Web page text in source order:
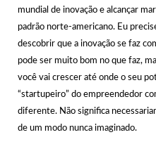
mundial de inovação e alcançar
padrão norte-americano. Eu
descobrir que a inovação se faz
pode ser muito bom no que faz,
você vai crescer até onde o seu
“startupeiro” do empreendedor
diferente. Não significa
de um modo nunca imaginado.